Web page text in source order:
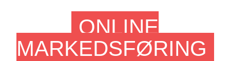
ONLINE
MARKEDSFØRING